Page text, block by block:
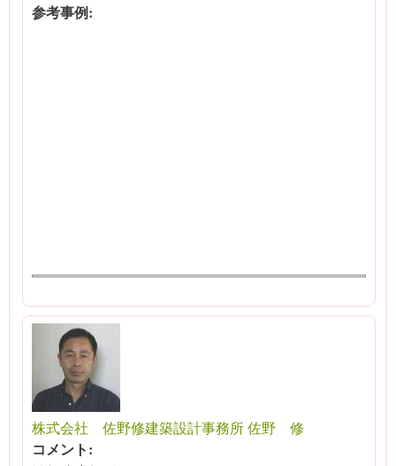
参考事例:
株式会社 佐野修建築設計事務所 佐野 修
コメント: